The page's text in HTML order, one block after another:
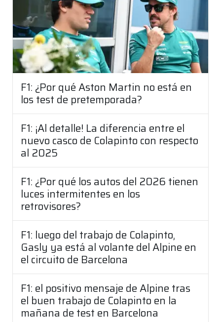
F1: ¿Por qué Aston Martin no está en
los test de pretemporada?
F1: ¡Al detalle! La diferencia entre el
nuevo casco de Colapinto con respecto
al 2025
F1: ¿Por qué los autos del 2026 tienen
luces intermitentes en los
retrovisores?
F1: luego del trabajo de Colapinto,
Gasly ya está al volante del Alpine en
el circuito de Barcelona
F1: el positivo mensaje de Alpine tras
el buen trabajo de Colapinto en la
mañana de test en Barcelona